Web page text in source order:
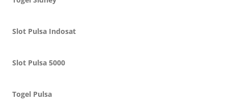
Slot Pulsa Indosat
Slot Pulsa 5000
Togel Pulsa